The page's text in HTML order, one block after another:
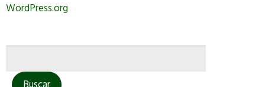
WordPress.org